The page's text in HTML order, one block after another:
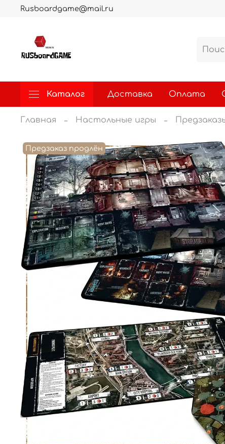
Rusboardgame@mail.ru
Каталог Доставка Оплата
Главная Настольные игры
Предзаказ продлён